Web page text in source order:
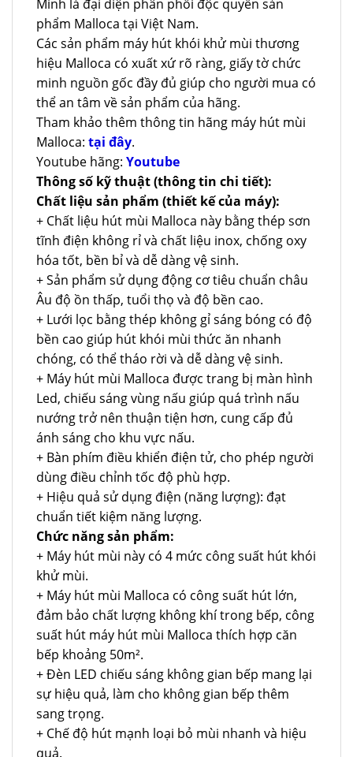
Minh là đại diện phân phối độc quyền sản
phẩm Malloca tại Việt Nam.
Các sản phẩm máy hút khói khử mùi thương
hiệu Malloca có xuất xứ rõ ràng, giấy tờ chức
minh nguồn gốc đầy đủ giúp cho người mua có
thể an tâm về sản phẩm của hãng.
Tham khảo thêm thông tin hãng máy hút mùi
Malloca: tại đây.
Youtube hãng: Youtube
Thông số kỹ thuật (thông tin chi tiết):
Chất liệu sản phẩm (thiết kế của máy):
+ Chất liệu hút mùi Malloca này bằng thép sơn
tĩnh điện không rỉ và chất liệu inox, chống oxy
hóa tốt, bền bỉ và dễ dàng vệ sinh.
+ Sản phẩm sử dụng động cơ tiêu chuẩn châu
Âu độ ồn thấp, tuổi thọ và độ bền cao.
+ Lưới lọc bằng thép không gỉ sáng bóng có độ
bền cao giúp hút khói mùi thức ăn nhanh
chóng, có thể tháo rời và dễ dàng vệ sinh.
+ Máy hút mùi Malloca được trang bị màn hình
Led, chiếu sáng vùng nấu giúp quá trình nấu
nướng trở nên thuận tiện hơn, cung cấp đủ
ánh sáng cho khu vực nấu.
+ Bàn phím điều khiển điện tử, cho phép người
dùng điều chỉnh tốc độ phù hợp.
+ Hiệu quả sử dụng điện (năng lượng): đạt
chuẩn tiết kiệm năng lượng.
Chức năng sản phẩm:
+ Máy hút mùi này có 4 mức công suất hút khói
khử mùi.
+ Máy hút mùi Malloca có công suất hút lớn,
đảm bảo chất lượng không khí trong bếp, công
suất hút máy hút mùi Malloca thích hợp căn
bếp khoảng 50m².
+ Đèn LED chiếu sáng không gian bếp mang lại
sự hiệu quả, làm cho không gian bếp thêm
sang trọng.
+ Chế độ hút mạnh loại bỏ mùi nhanh và hiệu
quả.